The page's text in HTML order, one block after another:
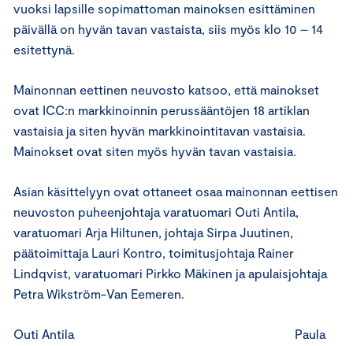
vuoksi lapsille sopimattoman mainoksen esittäminen
päivällä on hyvän tavan vastaista, siis myös klo 10 – 14
esitettynä.
Mainonnan eettinen neuvosto katsoo, että mainokset
ovat ICC:n markkinoinnin perussääntöjen 18 artiklan
vastaisia ja siten hyvän markkinointitavan vastaisia.
Mainokset ovat siten myös hyvän tavan vastaisia.
Asian käsittelyyn ovat ottaneet osaa mainonnan eettisen
neuvoston puheenjohtaja varatuomari Outi Antila,
varatuomari Arja Hiltunen, johtaja Sirpa Juutinen,
päätoimittaja Lauri Kontro, toimitusjohtaja Rainer
Lindqvist, varatuomari Pirkko Mäkinen ja apulaisjohtaja
Petra Wikström-Van Eemeren.
Outi Antila Paula